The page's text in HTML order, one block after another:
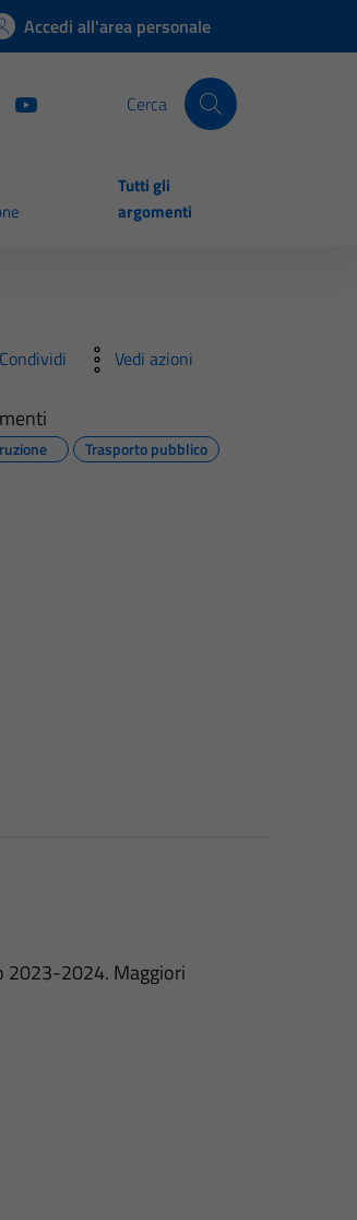
Accedi all'area personale
Cerca
Tutti gli
argomenti
Condividi Vedi azioni
Trasporto pubblico
2023-2024. Maggiori